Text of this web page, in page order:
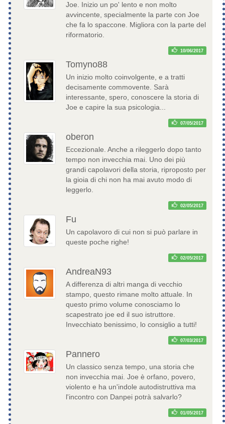
Joe. Inizio un po' lento e non molto
avvincente, specialmente la parte con Joe
che fa lo spaccone. Migliora con la parte del
riformatorio.
10/06/2017
Tomyno88
Un inizio molto coinvolgente, e a tratti
decisamente commovente. Sarà
interessante, spero, conoscere la storia di
Joe e capire la sua psicologia...
07/05/2017
oberon
Eccezionale. Anche a rileggerlo dopo tanto
tempo non invecchia mai. Uno dei più
grandi capolavori della storia, riproposto per
la gioia di chi non ha mai avuto modo di
leggerlo.
02/05/2017
Fu
Un capolavoro di cui non si può parlare in
queste poche righe!
02/05/2017
AndreaN93
A differenza di altri manga di vecchio
stampo, questo rimane molto attuale. In
questo primo volume conosciamo lo
scapestrato joe ed il suo istruttore.
Invecchiato benissimo, lo consiglio a tutti!
07/03/2017
Pannero
Un classico senza tempo, una storia che
non invecchia mai. Joe è orfano, povero,
violento e ha un'indole autodistruttiva ma
l'incontro con Danpei potrà salvarlo?
01/05/2017